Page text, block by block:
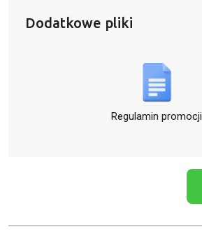
Dodatkowe pliki
Regulamin promocji